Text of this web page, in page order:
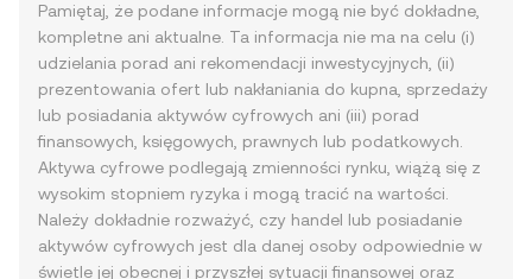
Pamiętaj, że podane informacje mogą nie być dokładne,
kompletne ani aktualne. Ta informacja nie ma na celu (i)
udzielania porad ani rekomendacji inwestycyjnych, (ii)
prezentowania ofert lub nakłaniania do kupna, sprzedaży
lub posiadania aktywów cyfrowych ani (iii) porad
finansowych, księgowych, prawnych lub podatkowych.
Aktywa cyfrowe podlegają zmienności rynku, wiążą się z
wysokim stopniem ryzyka i mogą tracić na wartości.
Należy dokładnie rozważyć, czy handel lub posiadanie
aktywów cyfrowych jest dla danej osoby odpowiednie w
świetle jej obecnej i przyszłej sytuacji finansowej oraz